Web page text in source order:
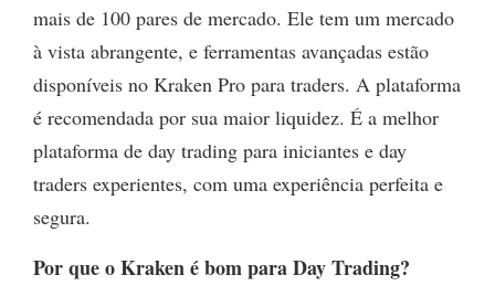
mais de 100 pares de mercado. Ele tem um mercado
à vista abrangente, e ferramentas avançadas estão
disponíveis no Kraken Pro para traders. A plataforma
é recomendada por sua maior liquidez. É a melhor
plataforma de day trading para iniciantes e day
traders experientes, com uma experiência perfeita e
segura.
Por que o Kraken é bom para Day Trading?